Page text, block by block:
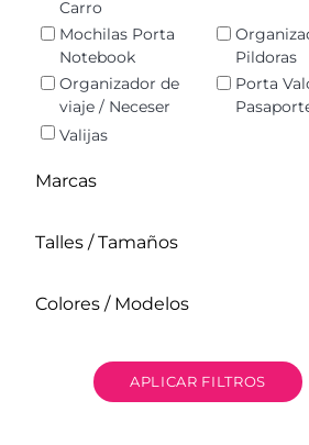
Carro
Mochilas Porta
Notebook
Pildoras
Organizador de
viaje / Neceser
Porta
Valijas
Marcas
Talles / Tamaños
Colores / Modelos
APLICAR FILTROS